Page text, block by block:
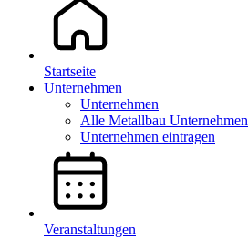
Startseite
Unternehmen
Unternehmen
Alle Metallbau Unternehmen
Unternehmen eintragen
Veranstaltungen